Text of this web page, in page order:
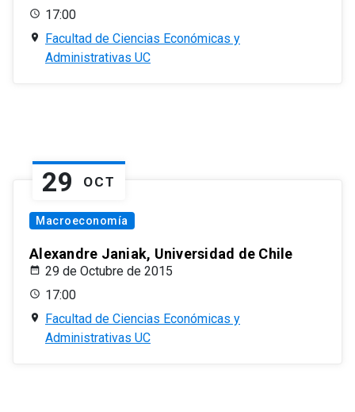
17:00
Facultad de Ciencias Económicas y
Administrativas UC
29 OCT
Macroeconomía
Alexandre Janiak, Universidad de Chile
29 de Octubre de 2015
17:00
Facultad de Ciencias Económicas y
Administrativas UC